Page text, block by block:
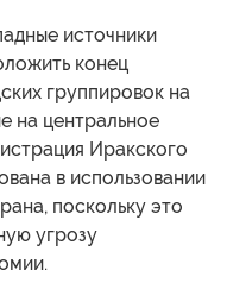
источники
конец
группировок на
на центральное
Иракского
в использовании
поскольку это
угрозу